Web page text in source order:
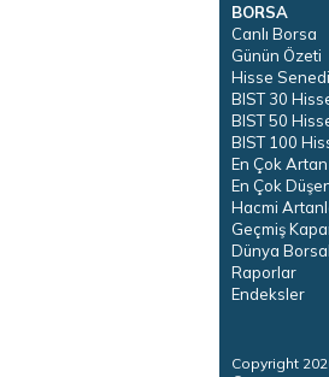
BORSA
Canlı Borsa
Günün Özeti
Hisse
BIST 30
BIST 50
BIST 100
En Çok
En Çok
Hacmi
Geçmiş
Dünya
Raporlar
Endeksler
Copyright